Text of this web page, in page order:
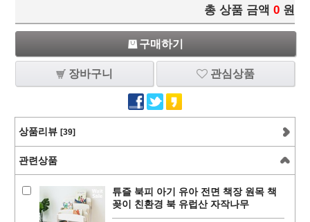
총 상품 금액 0 원
구매하기
장바구니 관심상품
상품리뷰 [39]
관련상품
튜즐 북피 아기 유아 전면 책장 원목 책
꽂이 친환경 북 유럽산 자작나무